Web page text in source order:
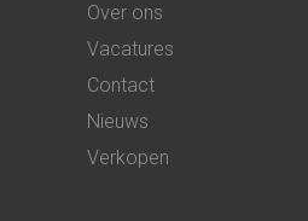
Over ons
Vacatures
Contact
Nieuws
Verkopen